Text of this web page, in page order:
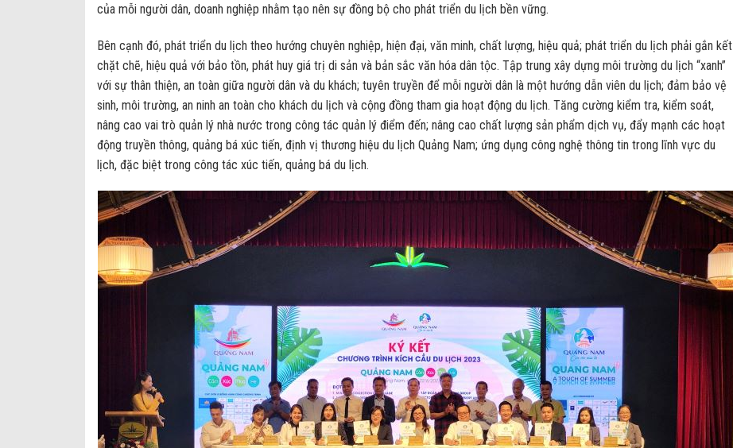
của mỗi người dân, doanh nghiệp nhằm tạo nên sự đồng bộ cho phát triển du lịch bền vững.
Bên cạnh đó, phát triển du lịch theo hướng chuyên nghiệp, hiện đại, văn minh, chất lượng, hiệu quả; phát triển du lịch phải gắn kết
chặt chẽ, hiệu quả với bảo tồn, phát huy giá trị di sản và bản sắc văn hóa dân tộc. Tập trung xây dựng môi trường du lịch “xanh”
với sự thân thiện, an toàn giữa người dân và du khách; tuyên truyền để mỗi người dân là một hướng dẫn viên du lịch; đảm bảo vệ
sinh, môi trường, an ninh an toàn cho khách du lịch và cộng đồng tham gia hoạt động du lịch. Tăng cường kiểm tra, kiểm soát,
nâng cao vai trò quản lý nhà nước trong công tác quản lý điểm đến; nâng cao chất lượng sản phẩm dịch vụ, đẩy mạnh các hoạt
động truyền thông, quảng bá xúc tiến, định vị thương hiệu du lịch Quảng Nam; ứng dụng công nghệ thông tin trong lĩnh vực du
lịch, đặc biệt trong công tác xúc tiến, quảng bá du lịch.